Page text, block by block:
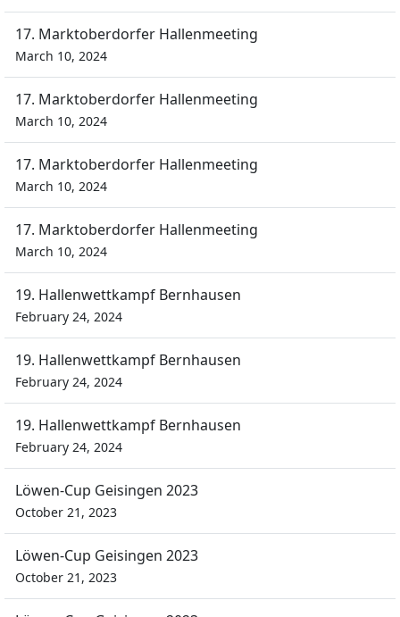
17. Marktoberdorfer Hallenmeeting
March 10, 2024
17. Marktoberdorfer Hallenmeeting
March 10, 2024
17. Marktoberdorfer Hallenmeeting
March 10, 2024
17. Marktoberdorfer Hallenmeeting
March 10, 2024
19. Hallenwettkampf Bernhausen
February 24, 2024
19. Hallenwettkampf Bernhausen
February 24, 2024
19. Hallenwettkampf Bernhausen
February 24, 2024
Löwen-Cup Geisingen 2023
October 21, 2023
Löwen-Cup Geisingen 2023
October 21, 2023